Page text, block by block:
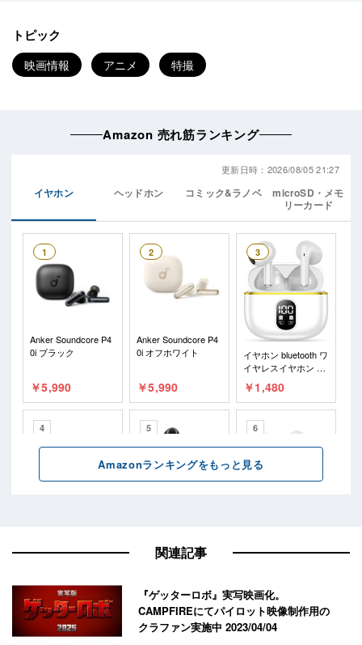
トピック
映画情報 アニメ 特撮
関連記事
『ゲッターロボ』実写映画化。
CAMPFIREにてパイロット映像制作用の
クラファン実施中2023/04/04